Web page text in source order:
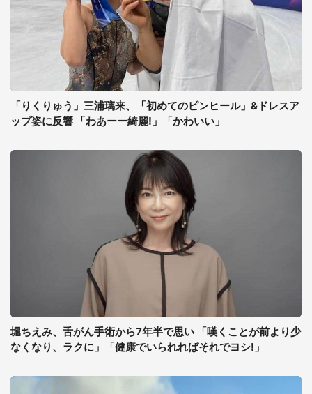
「りくりゅう」三浦璃来、「初めてのピンヒール」&ドレスア
ップ姿に反響 「わあーー綺麗!」「かわいい」
堀ちえみ、舌がん手術から7年半で思い 「嘆くことが前より少
なくなり、ラクに」「健康でいられればそれでヨシ!」